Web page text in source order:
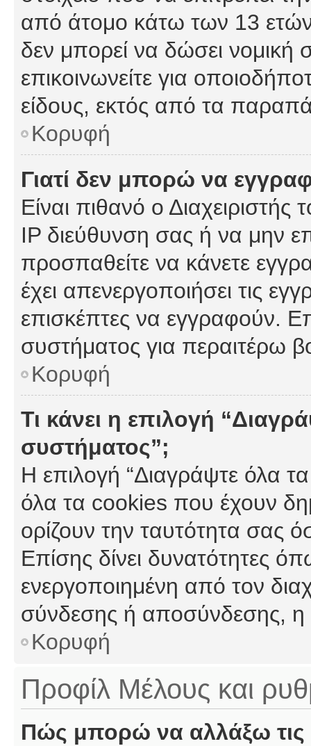
από άτομο κάτω των 13
δεν μπορεί να δώσει νομική
επικοινωνείτε για
είδους, εκτός από τα
Κορυφή
Γιατί δεν μπορώ να
Είναι πιθανό ο
IP διεύθυνση σας ή να μην
προσπαθείτε να κάνετε
έχει απενεργοποιήσει τις
επισκέπτες να εγγραφούν.
συστήματος για περαιτέρω
Κορυφή
Τι κάνει η επιλογή
συστήματος”;
Η επιλογή “Διαγράψτε όλα
όλα τα cookies που έχουν
ορίζουν την ταυτότητα σας
Επίσης δίνει δυνατότητες
ενεργοποιημένη από τον
σύνδεσης ή αποσύνδεσης, η
Κορυφή
Προφίλ Μέλους και
Πώς μπορώ να αλλάξω τις